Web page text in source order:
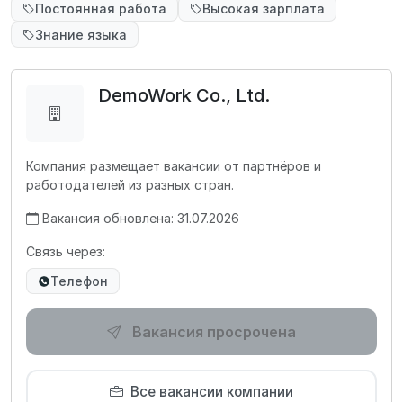
Постоянная работа
Высокая зарплата
Знание языка
DemoWork Co., Ltd.
Компания размещает вакансии от партнёров и
работодателей из разных стран.
Вакансия обновлена: 31.07.2026
Связь через:
Телефон
Вакансия просрочена
Все вакансии компании